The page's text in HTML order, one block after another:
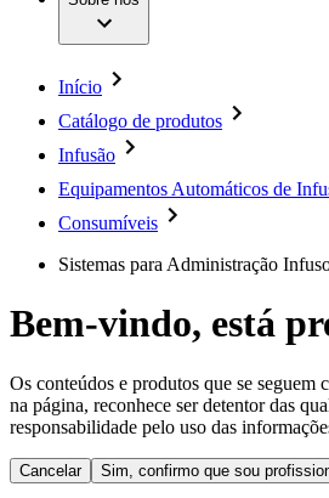
Instrumentos
Motores Cirúrgicos
Nutrição Clínica
Oncologia
Prevenção e Controlo
Suturas e
Terapias de Infusão
Terapia de
Tratamento de
Soluções
Terapias
Patologias e Cuidados
Serviços
A nossa cultura
Compliance
Acesso aos Cuidados
Media
Comunicados de
Localizações
Empresa
Responsabilidade
Início
Catálogo de produtos
Infusão
Equipamentos Automáticos de
Consumíveis
Sistemas para Administração
Bem-vindo, está
Os conteúdos e produtos que se
na página, reconhece ser detentor das
responsabilidade pelo uso das
Cancelar Sim, confirmo que sou